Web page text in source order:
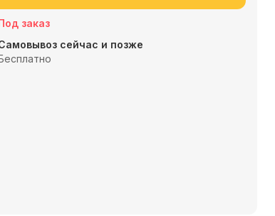
заказ
сейчас и позже